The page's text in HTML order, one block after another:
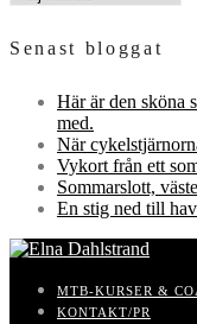
Senast bloggat
Här är den sköna
med.
När
Vykort från ett
Sommarslott,
En stig ned till
MTB-KURSER &
KONTAKT/PR